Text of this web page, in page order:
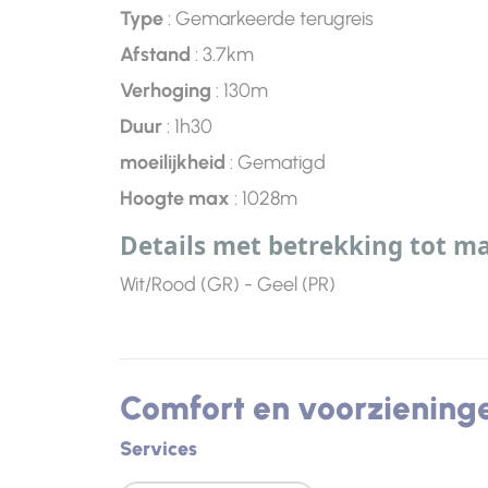
Type: Gemarkeerde terugreis
Afstand : 3.7km
Verhoging : 130m
Duur: 1h30
moeilijkheid : Gematigd
Hoogte max : 1028m
Details met betrekking tot
Wit/Rood (GR) - Geel (PR)
Comfort en
Services